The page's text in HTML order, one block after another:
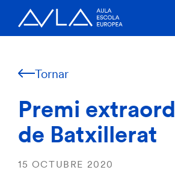
Tornar
Premi
de Batxillerat
15 OCTUBRE 2020